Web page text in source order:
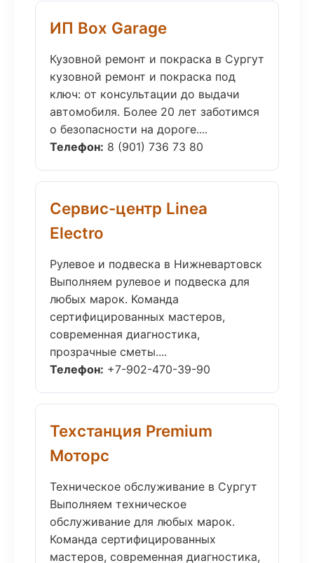
ИП Box Garage
Кузовной ремонт и покраска в Сургут
кузовной ремонт и покраска под
ключ: от консультации до выдачи
автомобиля. Более 20 лет заботимся
о безопасности на дороге....
Телефон: 8 (901) 736 73 80
Сервис-центр Linea
Electro
Рулевое и подвеска в Нижневартовск
Выполняем рулевое и подвеска для
любых марок. Команда
сертифицированных мастеров,
современная диагностика,
прозрачные сметы....
Телефон: +7-902-470-39-90
Техстанция Premium
Моторс
Техническое обслуживание в Сургут
Выполняем техническое
обслуживание для любых марок.
Команда сертифицированных
мастеров, современная диагностика,